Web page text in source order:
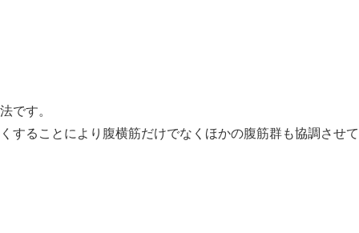
です。
することにより腹横筋だけでなくほかの腹筋群も協調させて